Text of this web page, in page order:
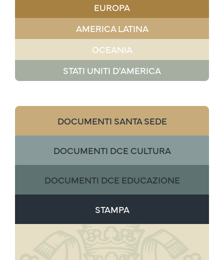
EUROPA
AMERICA LATINA
OCEANIA
STATI UNITI D'AMERICA
DOCUMENTI SANTA SEDE
DOCUMENTI DCE CULTURA
DOCUMENTI DCE EDUCAZIONE
STAMPA